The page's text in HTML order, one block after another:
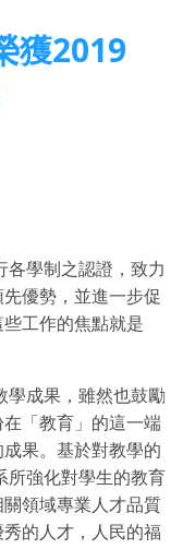
獲2019
各學制之認證，致力
優勢，並進一步促
工作的焦點就是
學成果，雖然也鼓勵
「教育」的這一端
果。基於對教學的
所強化對學生的教育
領域專業人才品質
的人才，人民的福